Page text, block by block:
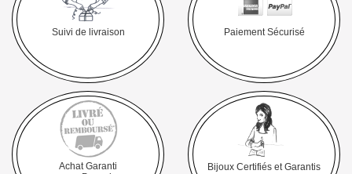
Suivi de livraison Paiement Sécurisé
Achat Garanti
Bijoux Certifiés et Garantis